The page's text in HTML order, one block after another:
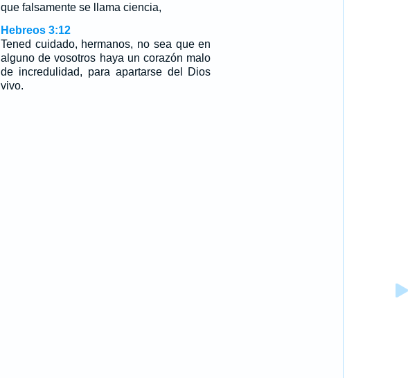
que falsamente se llama ciencia,
Hebreos 3:12
Tened cuidado, hermanos, no sea que en
alguno de vosotros haya un corazón malo
de incredulidad, para apartarse del Dios
vivo.